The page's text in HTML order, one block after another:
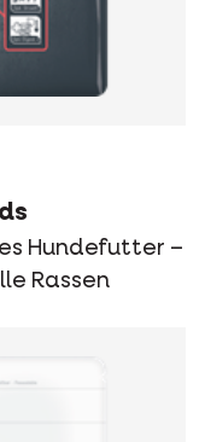
Hundefutter –
Rassen